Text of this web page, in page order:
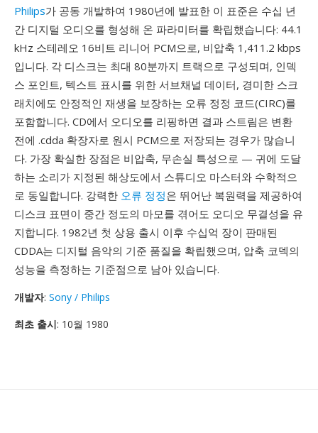
Philips가 공동 개발하여 1980년에 발표한 이 표준은 수십 년
간 디지털 오디오를 형성해 온 파라미터를 확립했습니다: 44.1
kHz 스테레오 16비트 리니어 PCM으로, 비압축 1,411.2 kbps
입니다. 각 디스크는 최대 80분까지 트랙으로 구성되며, 인덱
스 포인트, 텍스트 표시를 위한 서브채널 데이터, 경미한 스크
래치에도 안정적인 재생을 보장하는 오류 정정 코드(CIRC)를
포함합니다. CD에서 오디오를 리핑하면 결과 스트림은 변환
전에 .cdda 확장자로 원시 PCM으로 저장되는 경우가 많습니
다. 가장 확실한 장점은 비압축, 무손실 특성으로 — 귀에 도달
하는 소리가 지정된 해상도에서 스튜디오 마스터와 수학적으
로 동일합니다. 강력한 오류 정정은 뛰어난 복원력을 제공하여
디스크 표면이 중간 정도의 마모를 겪어도 오디오 무결성을 유
지합니다. 1982년 첫 상용 출시 이후 수십억 장이 판매된
CDDA는 디지털 음악의 기준 품질을 확립했으며, 압축 코덱의
성능을 측정하는 기준점으로 남아 있습니다.
개발자: Sony / Philips
최초 출시: 10월 1980